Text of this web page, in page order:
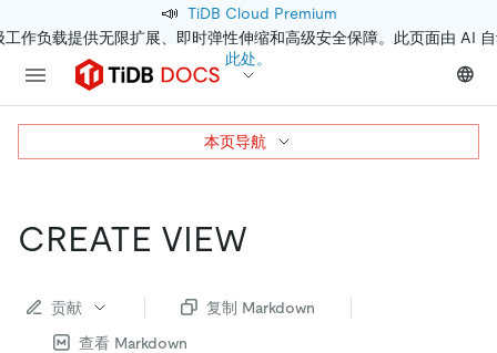
📣 TiDB Cloud Premium
作负载提供无限扩展、即时弹性伸缩和高级安全保障。此页面由 AI
此处。
CREATE VIEW
贡献
复制 Markdown
查看 Markdown
本页导航